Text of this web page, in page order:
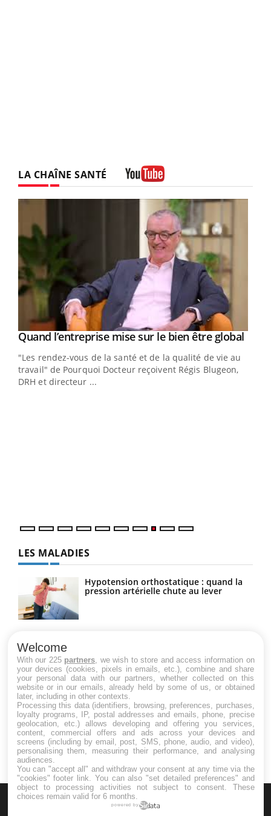
LA CHAÎNE SANTÉ
Youtube
Quand l’entreprise mise sur le bien être global
"Les rendez-vous de la santé et de la qualité de vie au
travail" de Pourquoi Docteur reçoivent Régis Blugeon,
DRH et directeur ...
LES MALADIES
Hypotension orthostatique : quand la
pression artérielle chute au lever
Maladie de Charcot (Sclérose latérale
amyotrophique)
Welcome
With our 225 partners , we wish to store and access information on
your devices (cookies, pixels in emails, etc.), combine and share
your personal data with our partners, whether collected on this
website or in our emails, already held by some of us, or obtained
later, including in other contexts.
Processing this data (identifiers, browsing, preferences, purchases,
loyalty programs, IP, postal addresses and emails, phone, precise
geolocation, etc.) allows developing and offering you services,
content, commercial offers and ads across your devices and
screens (including by email, post, SMS, phone, audio, and video),
personalising them, measuring their performance, and analysing
audiences.
You can "accept all" and withdraw your consent at any time via the
"cookies" footer link . You can also "set detailed preferences" and
object to processing activities not subject to consent. These
choices remain valid for 6 months.
powered by